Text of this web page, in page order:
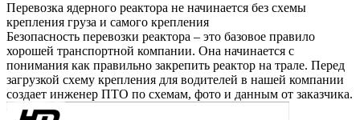
Перевозка ядерного реактора не начинается без схемы
крепления груза и самого крепления
Безопасность перевозки реактора – это базовое правило
хорошей транспортной компании. Она начинается с
понимания как правильно закрепить реактор на трале. Перед
загрузкой схему крепления для водителей в нашей компании
создает инженер ПТО по схемам, фото и данным от заказчика.